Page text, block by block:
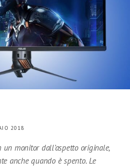
2018
monitor dall’aspetto originale,
anche quando è spento. Le